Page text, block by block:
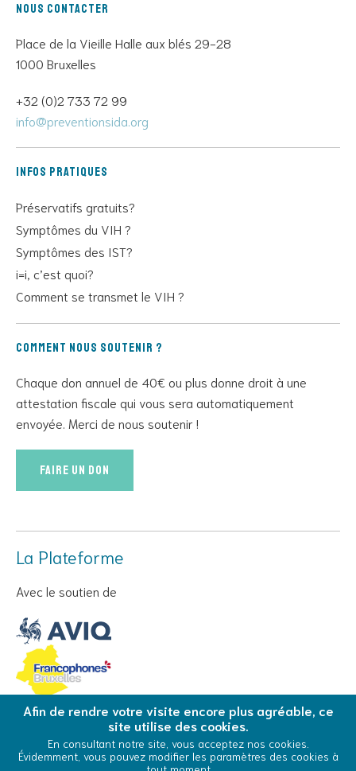
Nous contacter
Place de la Vieille Halle aux blés 29-28
1000 Bruxelles
+32 (0)2 733 72 99
info@preventionsida.org
Infos pratiques
Préservatifs gratuits?
Symptômes du VIH ?
Symptômes des IST?
i=i, c’est quoi?
Comment se transmet le VIH ?
Comment nous soutenir ?
Chaque don annuel de 40€ ou plus donne droit à une
attestation fiscale qui vous sera automatiquement
envoyée. Merci de nous soutenir !
Faire un don
La Plateforme
Avec le soutien de
© Copyright 2026 La Plateforme - Tous droits réservés
Conditions Générales d’Utilisation
Cookies
Afin de rendre votre visite encore plus agréable, ce
site utilise des cookies.
En consultant notre site, vous acceptez nos cookies.
Évidemment, vous pouvez modifier les paramètres des cookies à